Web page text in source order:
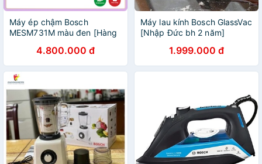
Máy ép chậm Bosch
MESM731M màu đen [Hàng
4.800.000 đ
Máy lau kính Bosch GlassVac
[Nhập Đức bh 2 năm]
1.999.000 đ